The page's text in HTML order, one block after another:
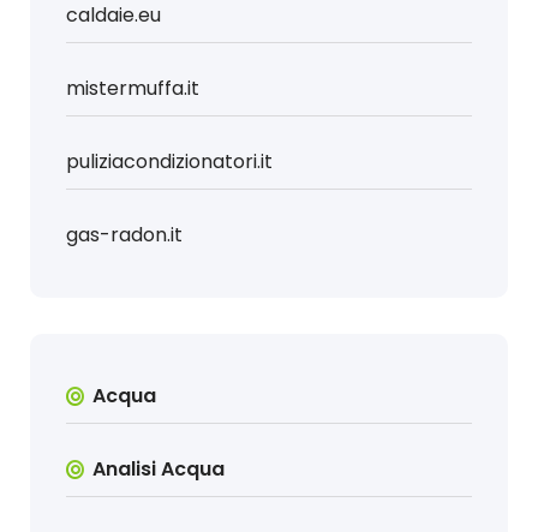
caldaie.eu
mistermuffa.it
puliziacondizionatori.it
gas-radon.it
Acqua
Analisi Acqua